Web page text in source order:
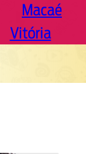
Macaé
Vitória